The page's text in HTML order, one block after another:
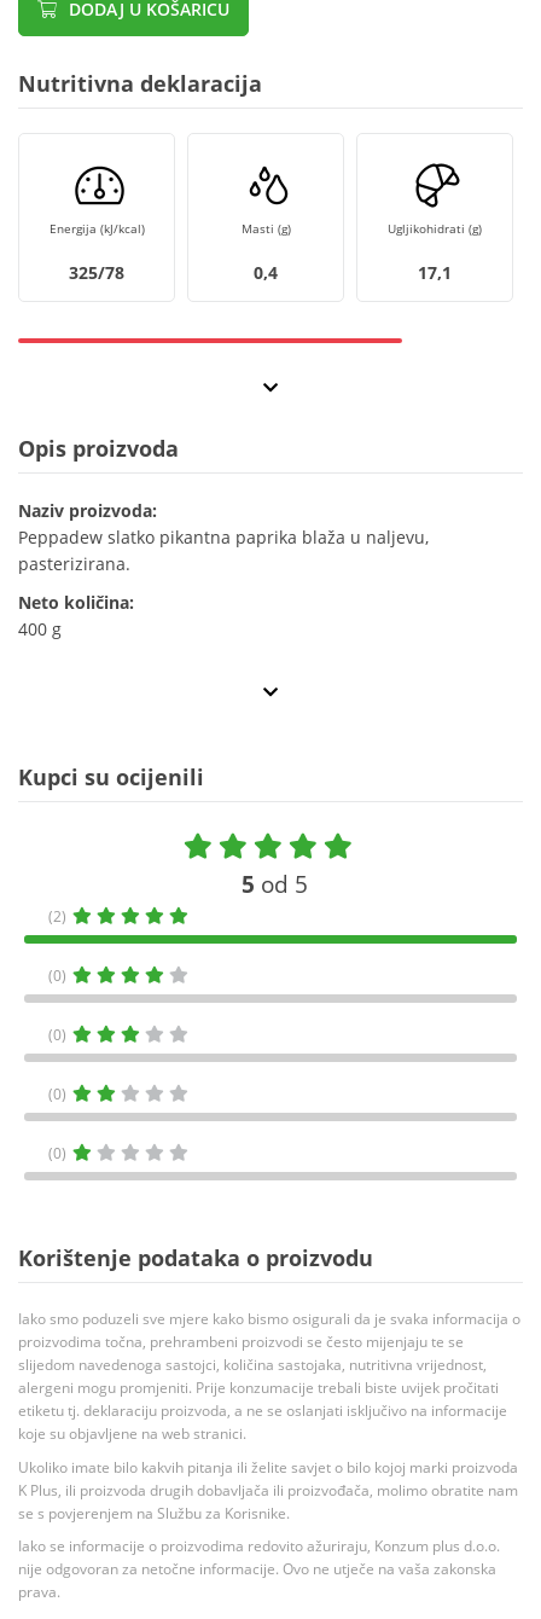
DODAJ U KOŠARICU
Nutritivna deklaracija
Energija (kJ/kcal)
325/78
Masti (g)
0,4
Ugljikohidrati (g)
17,1
Opis proizvoda
Naziv proizvoda:
Peppadew slatko pikantna paprika blaža u naljevu,
pasterizirana.
Neto količina:
400 g
Kupci su ocijenili
5 od 5
(2)
(0)
(0)
(0)
(0)
Korištenje podataka o proizvodu
Iako smo poduzeli sve mjere kako bismo osigurali da je svaka informacija o
proizvodima točna, prehrambeni proizvodi se često mijenjaju te se
slijedom navedenoga sastojci, količina sastojaka, nutritivna vrijednost,
alergeni mogu promjeniti. Prije konzumacije trebali biste uvijek pročitati
etiketu tj. deklaraciju proizvoda, a ne se oslanjati isključivo na informacije
koje su objavljene na web stranici.
Ukoliko imate bilo kakvih pitanja ili želite savjet o bilo kojoj marki proizvoda
K Plus, ili proizvoda drugih dobavljača ili proizvođača, molimo obratite nam
se s povjerenjem na Službu za Korisnike.
Iako se informacije o proizvodima redovito ažuriraju, Konzum plus d.o.o.
nije odgovoran za netočne informacije. Ovo ne utječe na vaša zakonska
prava.